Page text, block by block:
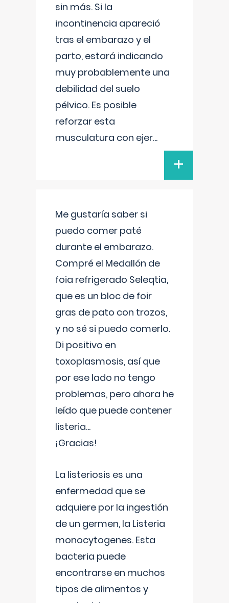
sin más. Si la
incontinencia apareció
tras el embarazo y el
parto, estará indicando
muy probablemente una
debilidad del suelo
pélvico. Es posible
reforzar esta
musculatura con ejer...
+
Me gustaría saber si
puedo comer paté
durante el embarazo.
Compré el Medallón de
foia refrigerado Seleqtia,
que es un bloc de foir
gras de pato con trozos,
y no sé si puedo comerlo.
Di positivo en
toxoplasmosis, así que
por ese lado no tengo
problemas, pero ahora he
leído que puede contener
listeria...
¡Gracias!
La listeriosis es una
enfermedad que se
adquiere por la ingestión
de un germen, la Listeria
monocytogenes. Esta
bacteria puede
encontrarse en muchos
tipos de alimentos y